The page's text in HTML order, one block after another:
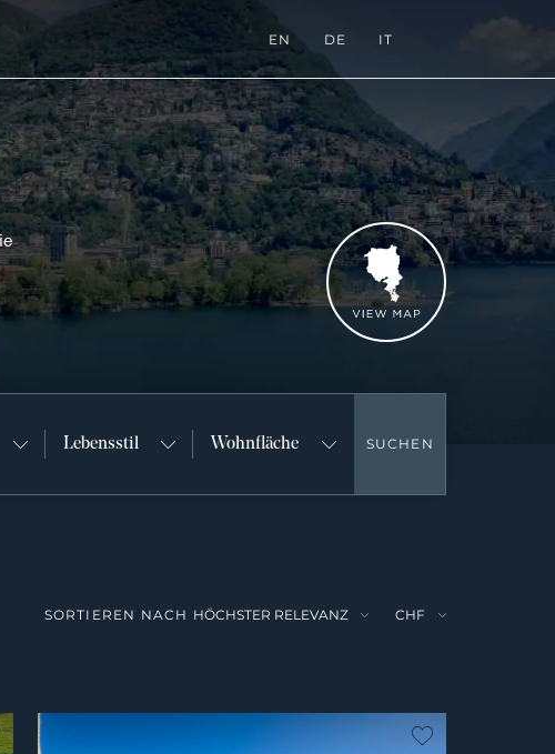
EN DE IT
Karte zeigen
Lebensstil Wohnfläche SUCHEN
SORTIEREN NACH
kein Favorit